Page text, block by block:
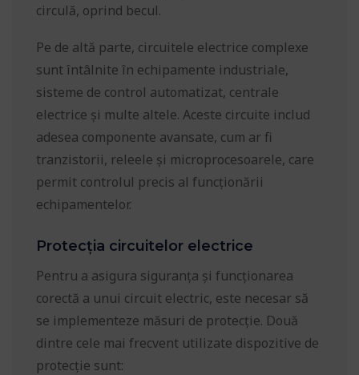
circulă, oprind becul.
Pe de altă parte, circuitele electrice complexe
sunt întâlnite în echipamente industriale,
sisteme de control automatizat, centrale
electrice și multe altele. Aceste circuite includ
adesea componente avansate, cum ar fi
tranzistorii, releele și microprocesoarele, care
permit controlul precis al funcționării
echipamentelor.
Protecția circuitelor electrice
Pentru a asigura siguranța și funcționarea
corectă a unui circuit electric, este necesar să
se implementeze măsuri de protecție. Două
dintre cele mai frecvent utilizate dispozitive de
protecție sunt: